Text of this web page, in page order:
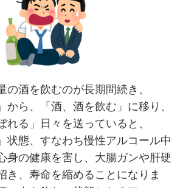
酒を飲むのが長期間続き、
から、「酒、酒を飲む」に移り、
れる」日々を送っていると、
状態、すなわち慢性アルコール中
身の健康を害し、大腸ガンや肝硬
き、寿命を縮めることになりま